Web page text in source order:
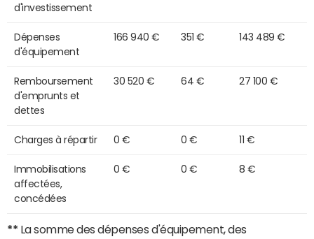
d'investissement
Dépenses
d'équipement
166 940 € 351 € 143 489 €
Remboursement
d'emprunts et
dettes
30 520 € 64 € 27 100 €
Charges à répartir 0 € 0 € 11 €
Immobilisations
affectées,
concédées
0 € 0 € 8 €
** La somme des dépenses d'équipement, des